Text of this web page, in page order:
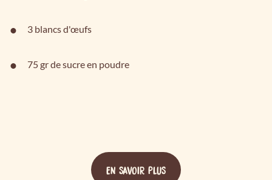
EN SAVOIR PLUS
3 blancs d'œufs
75 gr de sucre en poudre